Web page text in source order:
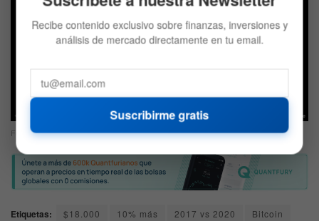
Fuente: Glassnode
Etiquetas: $18.000 10% más 2017 vs 2020
Bitcoin
Recibe contenido exclusivo sobre finanzas, inversiones y
análisis de mercado directamente en tu email.
Suscribirme gratis